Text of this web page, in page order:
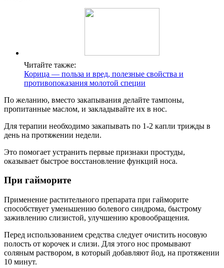
Читайте также:
Корица — польза и вред, полезные свойства и
противопоказания молотой специи
По желанию, вместо закапывания делайте тампоны,
пропитанные маслом, и закладывайте их в нос.
Для терапии необходимо закапывать по 1-2 капли трижды в
день на протяжении недели.
Это помогает устранить первые признаки простуды,
оказывает быстрое восстановление функций носа.
При гайморите
Применение растительного препарата при гайморите
способствует уменьшению болевого синдрома, быстрому
заживлению слизистой, улучшению кровообращения.
Перед использованием средства следует очистить носовую
полость от корочек и слизи. Для этого нос промывают
соляным раствором, в который добавляют йод, на протяжении
10 минут.